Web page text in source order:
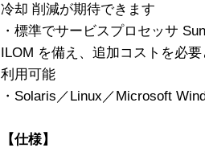
冷却 削減が期待できます
・標準でサービスプロセッサ
ILOM を備え、追加コストを必
利用可能
・Solaris／Linux／Microsoft
【仕様】